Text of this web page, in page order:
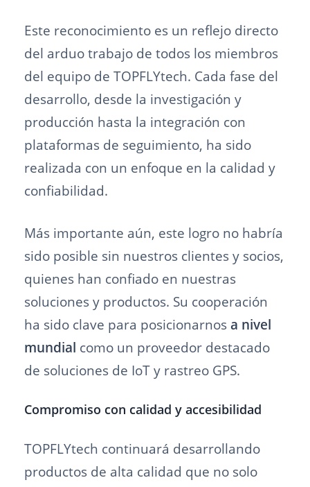
Este reconocimiento es un reflejo directo
del arduo trabajo de todos los miembros
del equipo de TOPFLYtech. Cada fase del
desarrollo, desde la investigación y
producción hasta la integración con
plataformas de seguimiento, ha sido
realizada con un enfoque en la calidad y
confiabilidad.
Más importante aún, este logro no habría
sido posible sin nuestros clientes y socios,
quienes han confiado en nuestras
soluciones y productos. Su cooperación
ha sido clave para posicionarnos a nivel
mundial como un proveedor destacado
de soluciones de IoT y rastreo GPS.
Compromiso con calidad y accesibilidad
TOPFLYtech continuará desarrollando
productos de alta calidad que no solo